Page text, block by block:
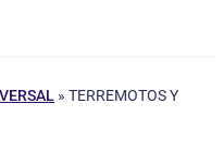
» TERREMOTOS Y